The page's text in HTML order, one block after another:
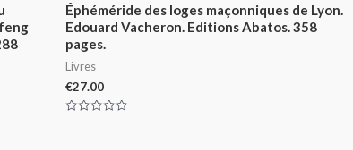
Éphéméride des loges maçonniques de Lyon.
Edouard Vacheron. Editions Abatos. 358
pages.
Livres
€27.00